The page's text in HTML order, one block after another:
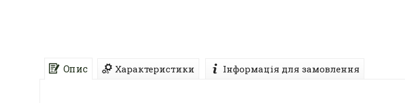
Опис Характеристики Інформація для замовлення